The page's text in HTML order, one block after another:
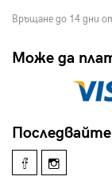
Връщане до 14 дни
Може да